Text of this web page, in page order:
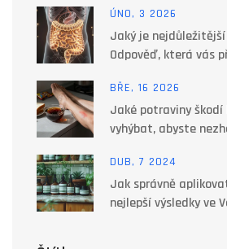
ÚNO, 3 2026
Jaký je
Odpověď, která vás
BŘE, 16 2026
Jaké potraviny škodí
vyhýbat, abyste
DUB, 7 2024
Jak správně
nejlepší výsledky ve